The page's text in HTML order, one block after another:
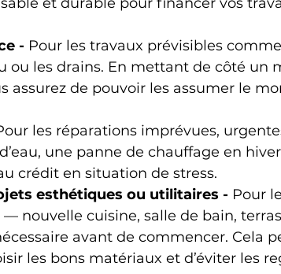
- Pour les travaux prévisibles
ou les drains. En mettant de côté un
assurez de pouvoir les assumer le
les réparations imprévues,
une panne de chauffage en
crédit en situation de stress.
esthétiques ou utilitaires - Pour
nouvelle cuisine, salle de bain,
avant de commencer. Cela
les bons matériaux et d’éviter les